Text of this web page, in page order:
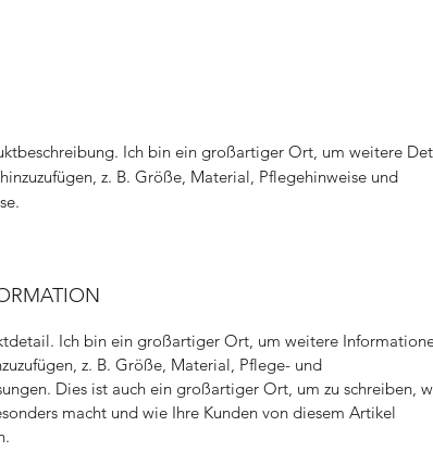
Ich bin ein großartiger Ort, um weitere
z. B. Größe, Material, Pflegehinweise und
Ich bin ein großartiger Ort, um weitere
z. B. Größe, Material, Pflege- und
Dies ist auch ein großartiger Ort, um zu schreiben,
macht und wie Ihre Kunden von diesem Artikel